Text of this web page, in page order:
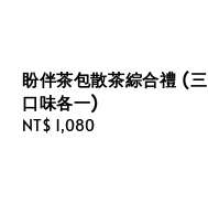
盼伴茶包散茶綜合禮 (三
口味各一)
Regular
NT$ 1,080